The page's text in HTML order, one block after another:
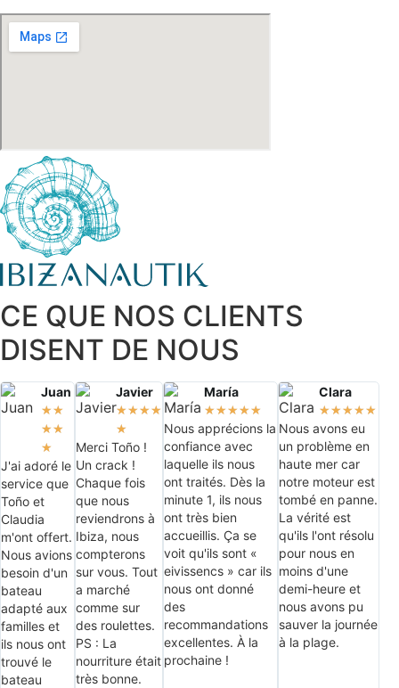
CE QUE NOS CLIENTS
DISENT DE NOUS
Juan
★★
★★
★
J'ai adoré le
service que
Toño et
Claudia
m'ont offert.
Nous avions
besoin d'un
bateau
adapté aux
familles et
ils nous ont
trouvé le
bateau
Javier
★★★★
★
Merci Toño !
Un crack !
Chaque fois
que nous
reviendrons à
Ibiza, nous
compterons
sur vous. Tout
a marché
comme sur
des roulettes.
PS : La
nourriture était
très bonne.
María
★★★★★
Nous apprécions la
confiance avec
laquelle ils nous
ont traités. Dès la
minute 1, ils nous
ont très bien
accueillis. Ça se
voit qu'ils sont «
eivissencs » car ils
nous ont donné
des
recommandations
excellentes. À la
prochaine !
Clara
★★★★★
Nous avons eu
un problème en
haute mer car
notre moteur est
tombé en panne.
La vérité est
qu'ils l'ont résolu
pour nous en
moins d'une
demi-heure et
nous avons pu
sauver la journée
à la plage.